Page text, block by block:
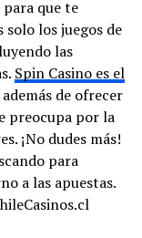
para que te
los juegos de
las
Spin Casino es el
de ofrecer
preocupa por la
¡No dudes más!
para
a las apuestas.